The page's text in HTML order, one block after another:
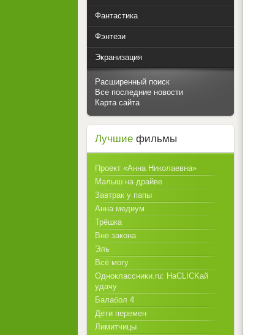
Фантастика
Фэнтези
Экранизация
Расширенный поиск
Все последние новости
Карта сайта
Лучшие фильмы
Проект «Анна Николаевна»
Малыш на драйве
Завтрак у папы
Анна медиум
Трёшка
Вне закона
Эль
Всё могу
Одноклассники.ru: НаCLICKай
удачу
Балабол 4
Дети перемен
Лимитчицы